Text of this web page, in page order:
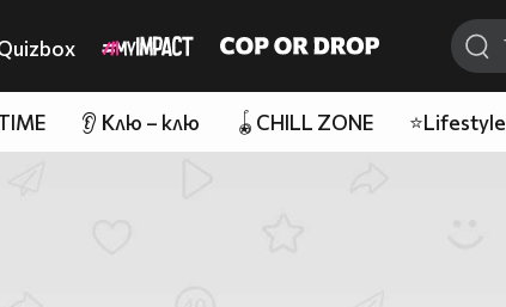
👂 Клю – клю 🪀CHILL ZONE ⭐Lifestyle